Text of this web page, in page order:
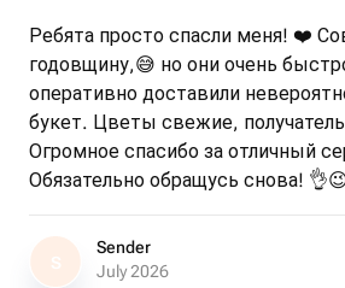
Ребята просто спасли меня! ❤️
годовщину,😅 но они очень
оперативно доставили
букет. Цветы свежие,
Огромное спасибо за отличный
Обязательно обращусь снова!
S
Sender
July 2026